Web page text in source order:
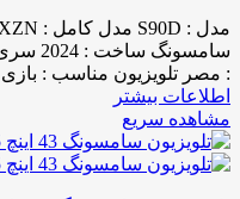
: مصر تلویزیون مناسب : بازی و
اطلاعات بیشتر
مشاهده سریع